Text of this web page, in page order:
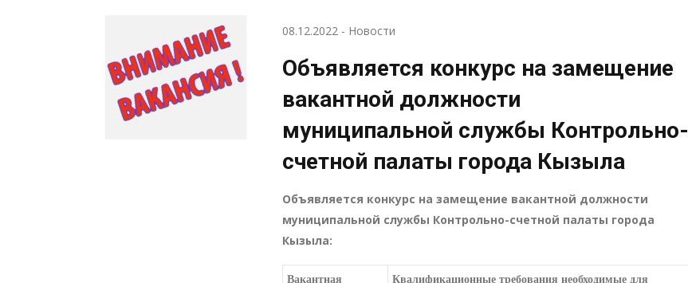
08.12.2022 - Новости
Объявляется конкурс на замещение
вакантной должности
муниципальной службы Контрольно-
счетной палаты города Кызыла
Объявляется конкурс на замещение вакантной должности
муниципальной службы Контрольно-счетной палаты города
Кызыла:
Вакантная
Квалификационные требования необходимые для